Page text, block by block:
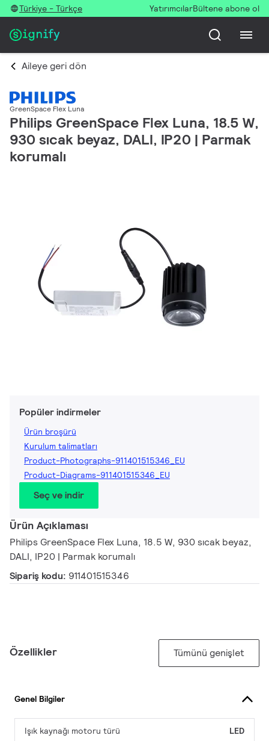
Türkiye - Türkçe YatırımcılarBültene abone ol
Aileye geri dön
GreenSpace Flex Luna
Philips GreenSpace Flex Luna, 18.5 W,
930 sıcak beyaz, DALI, IP20 | Parmak
korumalı
Popüler indirmeler
Ürün broşürü
Kurulum talimatları
Product-Photographs-911401515346_EU
Product-Diagrams-911401515346_EU
Seç ve indir
Ürün Açıklaması
Philips GreenSpace Flex Luna, 18.5 W, 930 sıcak beyaz,
DALI, IP20 | Parmak korumalı
Sipariş kodu: 911401515346
Özellikler Tümünü genişlet
Genel Bilgiler
Işık kaynağı motoru türü LED